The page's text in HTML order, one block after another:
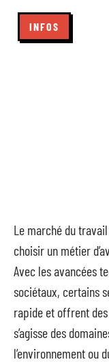
INFOS
Le marché du
choisir un métier
Avec les avancées
sociétaux, certains
rapide et offrent
s’agisse des
l’environnement ou